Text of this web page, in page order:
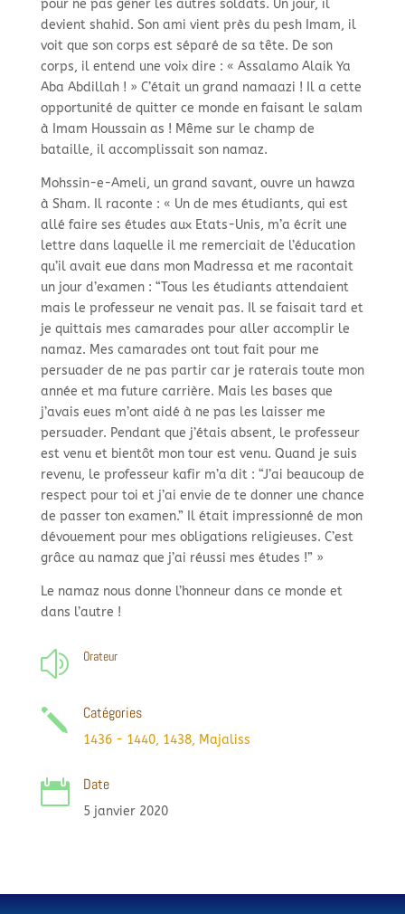
pour ne pas gêner les autres soldats. Un jour, il
devient shahid. Son ami vient près du pesh Imam, il
voit que son corps est séparé de sa tête. De son
corps, il entend une voix dire : « Assalamo Alaik Ya
Aba Abdillah ! » C’était un grand namaazi ! Il a cette
opportunité de quitter ce monde en faisant le salam
à Imam Houssain as ! Même sur le champ de
bataille, il accomplissait son namaz.
Mohssin-e-Ameli, un grand savant, ouvre un hawza
à Sham. Il raconte : « Un de mes étudiants, qui est
allé faire ses études aux Etats-Unis, m’a écrit une
lettre dans laquelle il me remerciait de l’éducation
qu’il avait eue dans mon Madressa et me racontait
un jour d’examen : “Tous les étudiants attendaient
mais le professeur ne venait pas. Il se faisait tard et
je quittais mes camarades pour aller accomplir le
namaz. Mes camarades ont tout fait pour me
persuader de ne pas partir car je raterais toute mon
année et ma future carrière. Mais les bases que
j’avais eues m’ont aidé à ne pas les laisser me
persuader. Pendant que j’étais absent, le professeur
est venu et bientôt mon tour est venu. Quand je suis
revenu, le professeur kafir m’a dit : “J’ai beaucoup de
respect pour toi et j’ai envie de te donner une chance
de passer ton examen.” Il était impressionné de mon
dévouement pour mes obligations religieuses. C’est
grâce au namaz que j’ai réussi mes études !” »
Le namaz nous donne l’honneur dans ce monde et
dans l’autre !
z Orateur
j Catégories
1436 - 1440, 1438, Majaliss
 Date
5 janvier 2020